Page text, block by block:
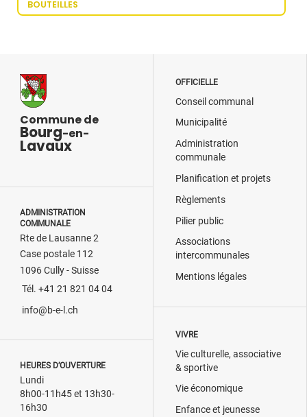
BOUTEILLES
Commune de
Bourg-en-
Lavaux
ADMINISTRATION
COMMUNALE
Rte de Lausanne 2
Case postale 112
1096 Cully - Suisse
Tél. +41 21 821 04 04
info@b-e-l.ch
HEURES D’OUVERTURE
Lundi
8h00-11h45 et 13h30-
16h30
OFFICIELLE
Conseil communal
Municipalité
Administration
communale
Planification et projets
Règlements
Pilier public
Associations
intercommunales
Mentions légales
VIVRE
Vie culturelle, associative
& sportive
Vie économique
Enfance et jeunesse